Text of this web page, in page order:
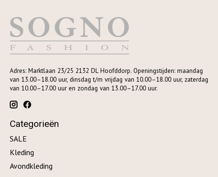
Adres: Marktlaan 23/25 2132 DL Hoofddorp. Openingstijden: maandag
van 13.00–18.00 uur, dinsdag t/m vrijdag van 10.00–18.00 uur, zaterdag
van 10.00–17.00 uur en zondag van 13.00–17.00 uur.
Categorieën
SALE
Kleding
Avondkleding